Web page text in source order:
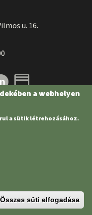
u. 16.
PTE Login
a webhelyen
a sütik létrehozásához.
Összes süti elfogadása